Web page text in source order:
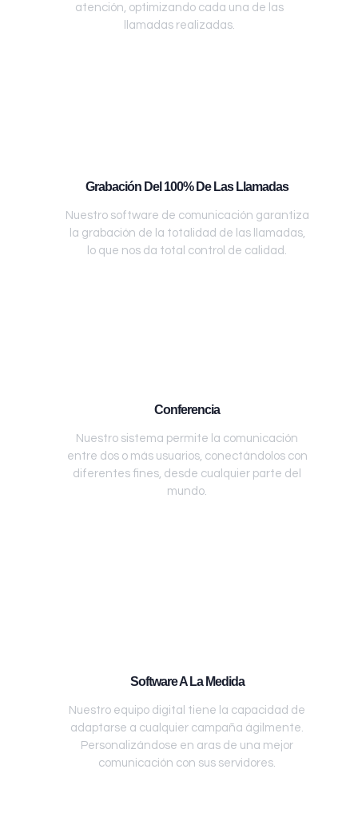
atención, optimizando cada una de las
llamadas realizadas.
Grabación Del 100% De Las Llamadas
Nuestro software de comunicación garantiza
la grabación de la totalidad de las llamadas,
lo que nos da total control de calidad.
Conferencia
Nuestro sistema permite la comunicación
entre dos o más usuarios, conectándolos con
diferentes fines, desde cualquier parte del
mundo.
Software A La Medida
Nuestro equipo digital tiene la capacidad de
adaptarse a cualquier campaña ágilmente.
Personalizándose en aras de una mejor
comunicación con sus servidores.